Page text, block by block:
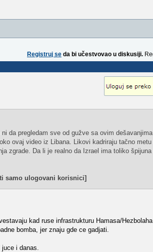
Registruj se da bi učestvovao u diskusiji.
ni da pregledam sve od gužve sa ovim
ovaj video iz Libana. Likovi kadriraju tačno
zgrade. Da li je realno da Izrael ima toliko
samo ulogovani korisnici]
kad ruse infrastrukturu Hamasa/
bomba, jer znaju gde ce gadjati.
i danas.